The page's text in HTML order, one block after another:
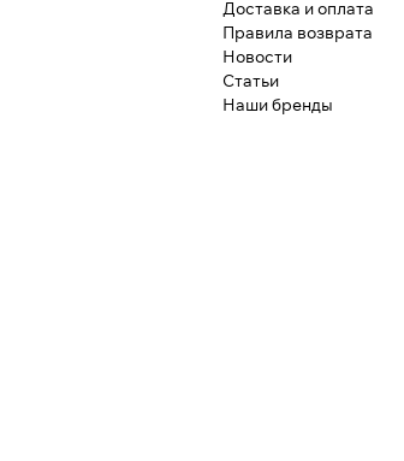
Доставка и оплата
Правила возврата
Новости
Статьи
Наши бренды